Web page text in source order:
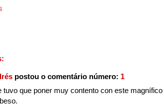
postou o comentário número: 1
tuvo que poner muy contento con este